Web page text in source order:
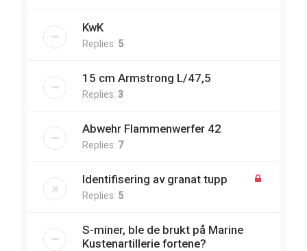
KwK
Replies: 5
15 cm Armstrong L/47,5
Replies: 3
Abwehr Flammenwerfer 42
Replies: 7
Identifisering av granat tupp
Replies: 5
S-miner, ble de brukt på Marine
Kustenartillerie fortene?